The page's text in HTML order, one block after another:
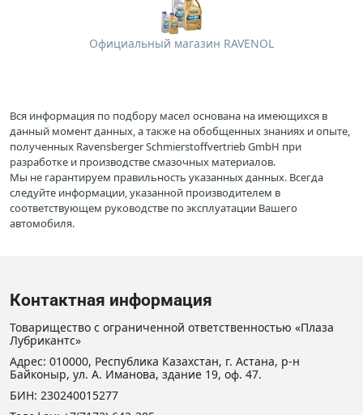
Официальный магазин RAVENOL
Вся информация по подбору масел основана на имеющихся в
данный момент данных, а также на обобщенных знаниях и опыте,
полученных Ravensberger Schmierstoffvertrieb GmbH при
разработке и производстве смазочных материалов.
Мы не гарантируем правильность указанных данных. Всегда
следуйте информации, указанной производителем в
соответствующем руководстве по эксплуатации Вашего
автомобиля.
Контактная информация
Товарищество с ограниченной ответственностью «Плаза
Лубрикантс»
Адрес: 010000, Республика Казахстан, г. Астана, р-н
Байконыр, ул. А. Иманова, здание 19, оф. 47.
БИН: 230240015277